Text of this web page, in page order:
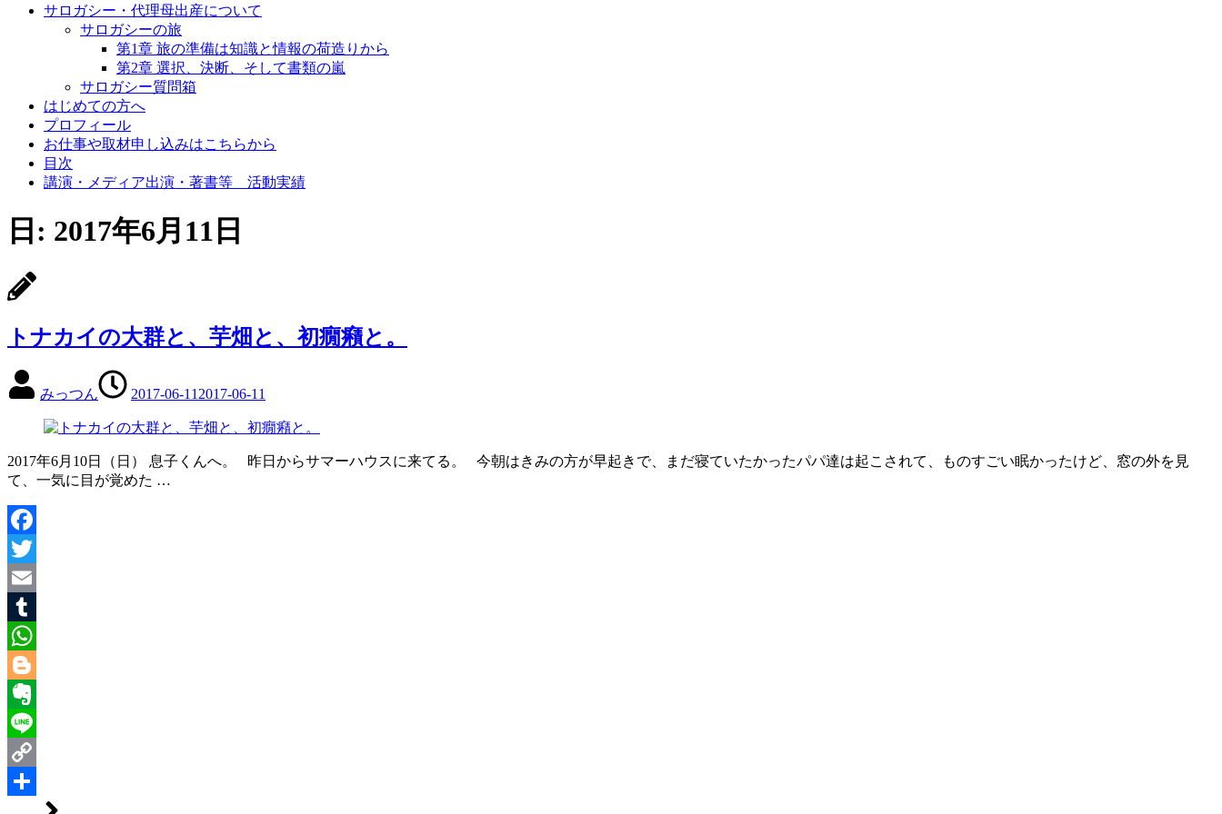
サロガシー・代理母出産について
サロガシーの旅
第1章 旅の準備は知識と情報の荷造りから
第2章 選択、決断、そして書類の嵐
サロガシー質問箱
はじめての方へ
プロフィール
お仕事や取材申し込みはこちらから
目次
講演・メディア出演・著書等 活動実績
日: 2017年6月11日
トナカイの大群と、芋畑と、初癇癪と。
みっつん 2017-06-11 2017-06-11
2017年6月10日（日） 息子くんへ。 昨日からサマーハウスに来てる。 今朝はきみの方が早起きで、まだ寝ていたかったパパ達は起こされて、ものすごい眠かったけど、窓の外を見
て、一気に目が覚めた …
Facebook
Twitter
Email
Tumblr
WhatsApp
Blogger
Evernote
Line
Copy